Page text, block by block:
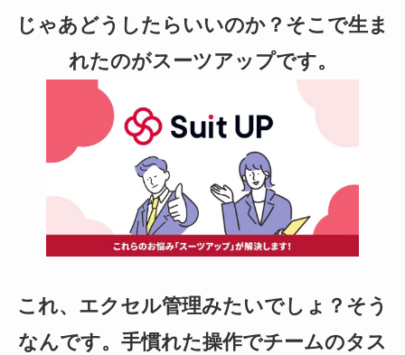
じゃあどうしたらいいのか？そこで生ま
れたのがスーツアップです。
これ、エクセル管理みたいでしょ？そう
なんです。手慣れた操作でチームのタス